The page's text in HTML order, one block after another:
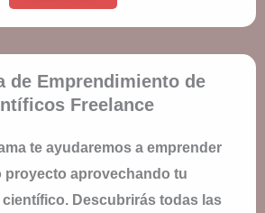
de Emprendimiento de
Freelance
te ayudaremos a emprender
proyecto aprovechando tu
Descubrirás todas las